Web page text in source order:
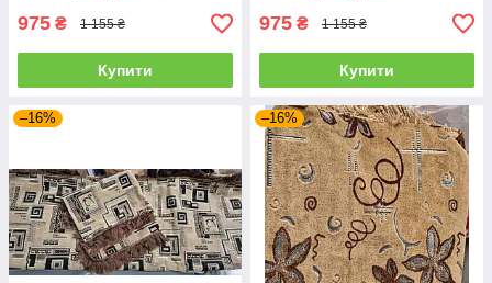
975 ₴ 1 155 ₴
Купити
975 ₴ 1 155 ₴
Купити
–16% –16%